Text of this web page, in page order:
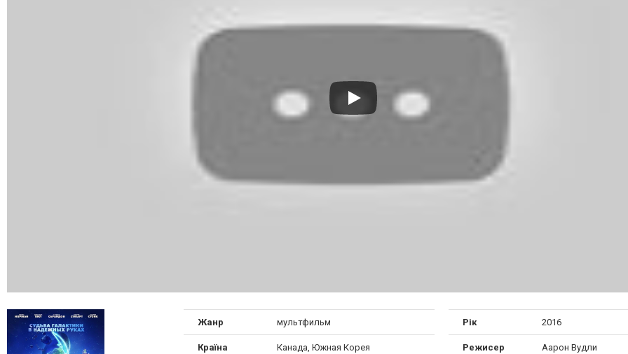
Жанр мультфильм
Країна Канада, Южная Корея
Рік 2016
Режисер Аарон Вудли